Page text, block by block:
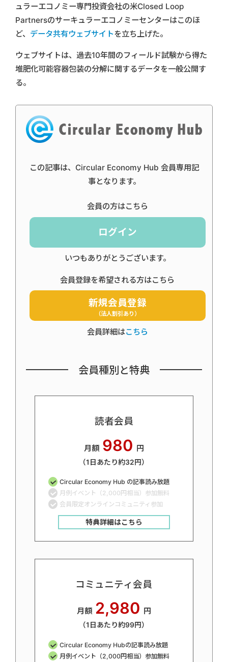
ュラーエコノミー専門投資会社の米Closed Loop
Partnersのサーキュラーエコノミーセンターはこのほ
ど、 データ共有ウェブサイトを立ち上げた。
ウェブサイトは、過去10年間のフィールド試験から得た
堆肥化可能容器包装の分解に関するデータを一般公開す
る。
この記事は、Circular Economy Hub 会員専用記
事となります。
会員の方はこちら
ログイン
いつもありがとうございます。
会員登録を希望される方はこちら
新規会員登録
（法人割引あり）
会員詳細はこちら
会員種別と特典
読者会員
月額 980 円
（1日あたり約32円）
Circular Economy Hub の記事読み放題
月例イベント（2,000円相当）参加無料
会員限定オンラインコミュニティ参加
特典詳細はこちら
コミュニティ会員
月額 2,980 円
（1日あたり約99円）
Circular Economy Hubの記事読み放題
月例イベント（2,000円相当）参加無料